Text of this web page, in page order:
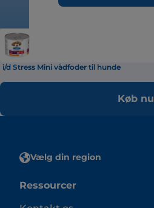
i/d Stress Mini vådfoder til hunde
Køb nu
Vælg din region
Ressourcer